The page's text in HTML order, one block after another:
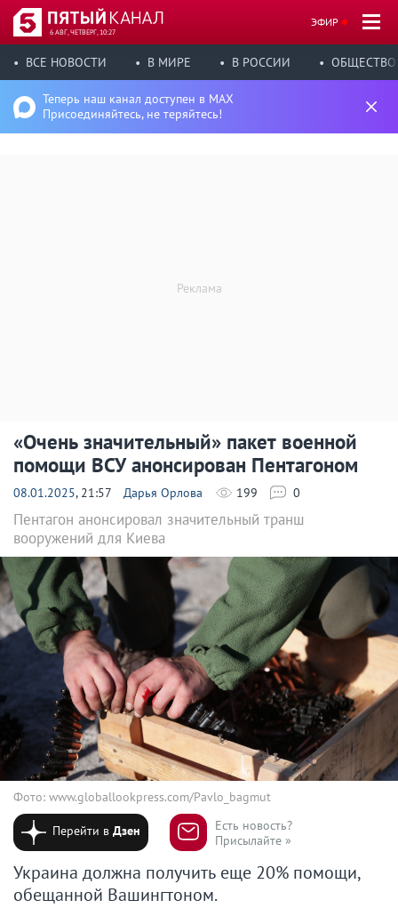
6 АВГ, ЧЕТВЕРГ, 10:27
ЭФИР
ВСЕ НОВОСТИ В МИРЕ В РОССИИ ОБЩЕСТВО
Теперь наш канал доступен в MAX
Присоединяйтесь, не теряйтесь!
«Очень значительный» пакет военной
помощи ВСУ анонсирован Пентагоном
08.01.2025, 21:57 Дарья Орлова 199 0
Пентагон анонсировал значительный транш
вооружений для Киева
Фото: www.globallookpress.com/Pavlo_bagmut
Перейти вДзен
Есть новость?
Присылайте »
Украина должна получить еще 20% помощи,
обещанной Вашингтоном.